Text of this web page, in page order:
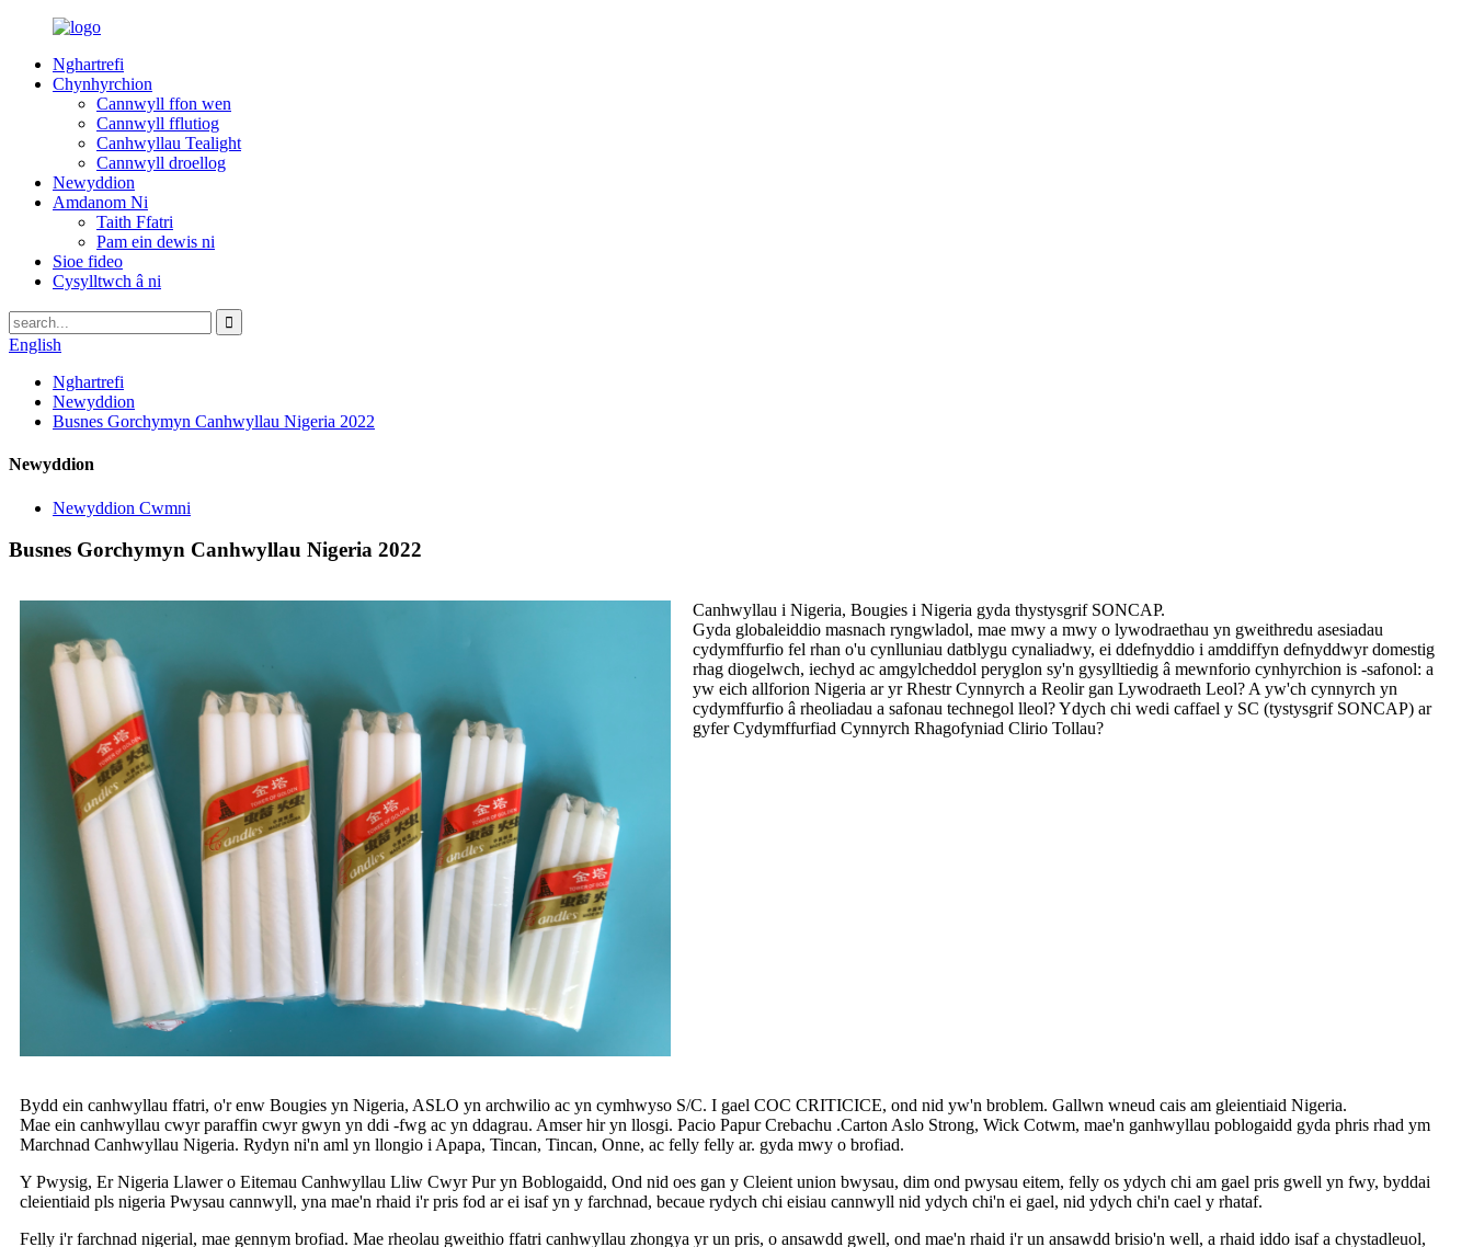
Nghartrefi
Chynhyrchion
Cannwyll ffon wen
Cannwyll fflutiog
Canhwyllau Tealight
Cannwyll droellog
Newyddion
Amdanom Ni
Taith Ffatri
Pam ein dewis ni
Sioe fideo
Cysylltwch â ni
English
Nghartrefi
Newyddion
Busnes Gorchymyn Canhwyllau Nigeria 2022
Newyddion
Newyddion Cwmni
Busnes Gorchymyn Canhwyllau Nigeria 2022
Canhwyllau i Nigeria, Bougies i Nigeria gyda thystysgrif SONCAP.
Gyda globaleiddio masnach ryngwladol, mae mwy a mwy o lywodraethau yn gweithredu asesiadau
cydymffurfio fel rhan o'u cynlluniau datblygu cynaliadwy, ei ddefnyddio i amddiffyn defnyddwyr domestig
rhag diogelwch, iechyd ac amgylcheddol peryglon sy'n gysylltiedig â mewnforio cynhyrchion is -safonol: a
yw eich allforion Nigeria ar yr Rhestr Cynnyrch a Reolir gan Lywodraeth Leol? A yw'ch cynnyrch yn
cydymffurfio â rheoliadau a safonau technegol lleol? Ydych chi wedi caffael y SC (tystysgrif SONCAP) ar
gyfer Cydymffurfiad Cynnyrch Rhagofyniad Clirio Tollau?
Bydd ein canhwyllau ffatri, o'r enw Bougies yn Nigeria, ASLO yn archwilio ac yn cymhwyso S/C. I gael COC CRITICICE, ond nid yw'n broblem. Gallwn wneud cais am gleientiaid Nigeria.
Mae ein canhwyllau cwyr paraffin cwyr gwyn yn ddi -fwg ac yn ddagrau. Amser hir yn llosgi. Pacio Papur Crebachu .Carton Aslo Strong, Wick Cotwm, mae'n ganhwyllau poblogaidd gyda phris rhad ym
Marchnad Canhwyllau Nigeria. Rydyn ni'n aml yn llongio i Apapa, Tincan, Tincan, Onne, ac felly felly ar. gyda mwy o brofiad.
Y Pwysig, Er Nigeria Llawer o Eitemau Canhwyllau Lliw Cwyr Pur yn Boblogaidd, Ond nid oes gan y Cleient union bwysau, dim ond pwysau eitem, felly os ydych chi am gael pris gwell yn fwy, byddai
cleientiaid pls nigeria Pwysau cannwyll, yna mae'n rhaid i'r pris fod ar ei isaf yn y farchnad, becaue rydych chi eisiau cannwyll nid ydych chi'n ei gael, nid ydych chi'n cael y rhataf.
Felly i'r farchnad nigerial, mae gennym brofiad. Mae rheolau gweithio ffatri canhwyllau zhongya yr un pris, o ansawdd gwell, ond mae'n rhaid i'r un ansawdd brisio'n well, a rhaid iddo isaf a chystadleuol,